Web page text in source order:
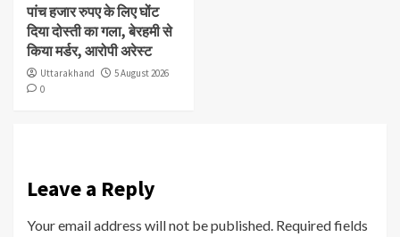
पांच हजार रुपए के लिए घोंट
दिया दोस्ती का गला, बेरहमी से
किया मर्डर, आरोपी अरेस्ट
Uttarakhand
5 August 2026
0
Leave a Reply
Your email address will not be published. Required fields